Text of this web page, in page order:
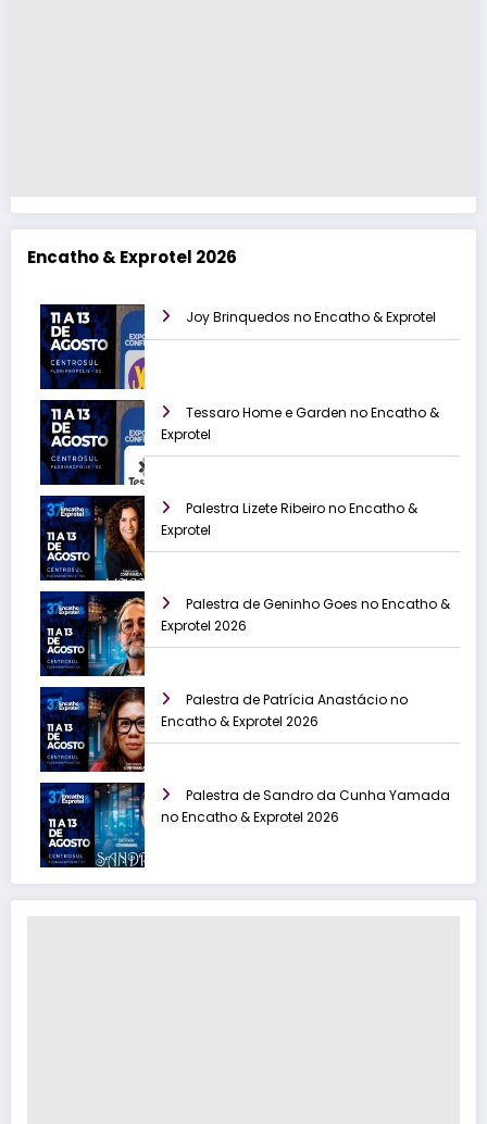
Encatho & Exprotel 2026
Joy Brinquedos no Encatho & Exprotel
Tessaro Home e Garden no Encatho &
Exprotel
Palestra Lizete Ribeiro no Encatho &
Exprotel
Palestra de Geninho Goes no Encatho &
Exprotel 2026
Palestra de Patrícia Anastácio no
Encatho & Exprotel 2026
Palestra de Sandro da Cunha Yamada
no Encatho & Exprotel 2026